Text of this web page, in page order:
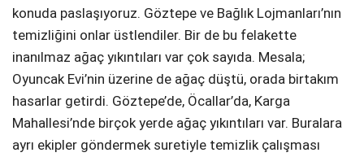
konuda paslaşıyoruz. Göztepe ve Bağlık Lojmanları’nın
temizliğini onlar üstlendiler. Bir de bu felakette
inanılmaz ağaç yıkıntıları var çok sayıda. Mesala;
Oyuncak Evi’nin üzerine de ağaç düştü, orada birtakım
hasarlar getirdi. Göztepe’de, Öcallar’da, Karga
Mahallesi’nde birçok yerde ağaç yıkıntıları var. Buralara
ayrı ekipler göndermek suretiyle temizlik çalışması